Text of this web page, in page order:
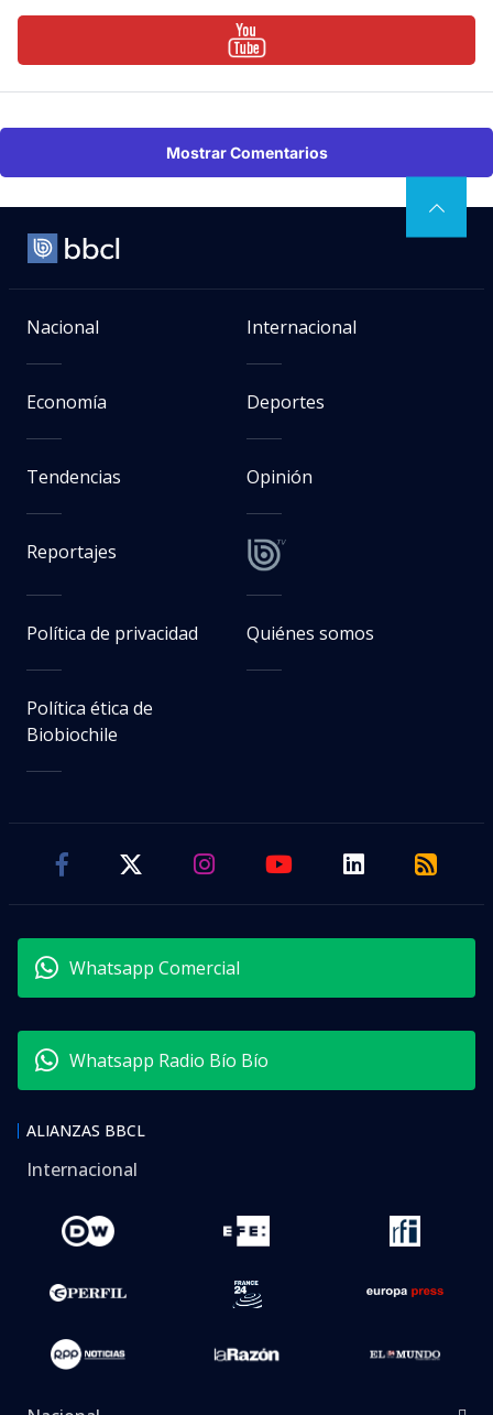
Mostrar Comentarios
Nacional Internacional
Economía Deportes
Tendencias Opinión
Reportajes
Política de privacidad Quiénes somos
Política ética de
Biobiochile
Whatsapp Comercial
Whatsapp Radio Bío Bío
ALIANZAS BBCL
Internacional